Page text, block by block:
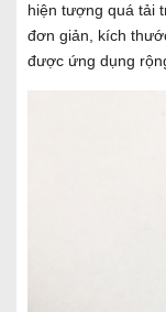
hiện tượng quá tải
đơn giản, kích
được ứng dụng